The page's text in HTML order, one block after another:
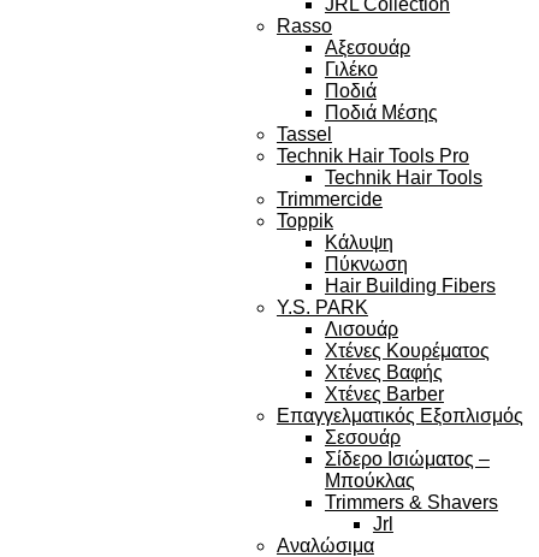
JRL Collection
Rasso
Αξεσουάρ
Γιλέκο
Ποδιά
Ποδιά Μέσης
Tassel
Technik Hair Tools Pro
Technik Hair Tools
Trimmercide
Toppik
Κάλυψη
Πύκνωση
Hair Building Fibers
Y.S. PARK
Λισουάρ
Χτένες Κουρέματος
Χτένες Βαφής
Χτένες Barber
Επαγγελματικός Εξοπλισμός
Σεσουάρ
Σίδερο Ισιώματος –
Μπούκλας
Trimmers & Shavers
Jrl
Αναλώσιμα